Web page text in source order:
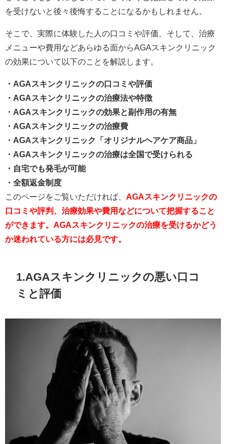
を受けないと後々後悔することになるかもしれません。
そこで、実際に体験した人の口コミや評価、そして、治療
メニューや費用などあらゆる面からAGAスキンクリニック
の効果について以下のことを解説します。
・AGAスキンクリニックの口コミや評価
・AGAスキンクリニックの治療法や特徴
・AGAスキンクリニックの効果と副作用の有無
・AGAスキンクリニックの治療費
・AGAスキンクリニック「オリジナルヘアケア商品」
・AGAスキンクリニックの治療は全国で受けられる
・自宅でも発毛が可能
・全額返金制度
このページをご覧いただければ、 AGAスキンクリニックの
口コミや評判、治療効果や費用などについて把握すること
ができます。AGAスキンクリニックの治療を受けるかどう
か迷われている方には必見です。
1.AGAスキンクリニックの悪い口コ
ミと評価